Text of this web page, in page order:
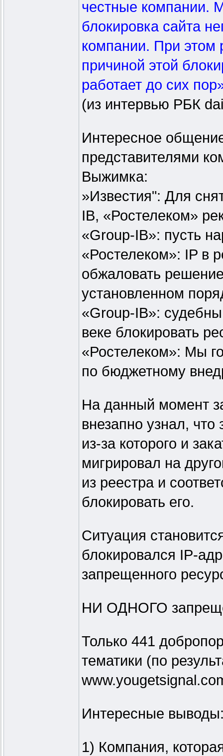
честные компании.
блокировка сайта
компании. При этом
причиной этой
работает до сих
(из интервью РБК
Интересное
представителями
Выжимка:
»Известия": Для
IB, «Ростелеком»
«Group-IB»: пусть
«Ростелеком»: IP в
обжаловать
установленном
«Group-IB»:
веке блокировать
«Ростелеком»: Мы
по бюджетному
На данный момент
внезапно узнал,
из-за которого и
мигрировал на
из реестра и
блокировать его.
Ситуация
блокировался IP-
запрещенного
НИ ОДНОГО
Только 441
тематики (по
Интересные
1) Компания,